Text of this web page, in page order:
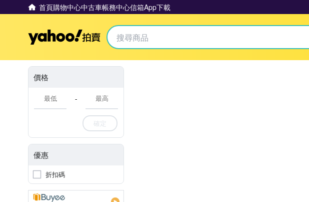
首頁購物中心中古車帳務中心信箱App下載
Yahoo拍賣
價格
-
確定
優惠
折扣碼